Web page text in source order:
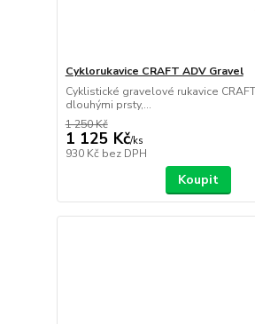
Cyklorukavice CRAFT ADV Gravel
Cyklistické gravelové rukavice
dlouhými prsty,...
1 250 Kč
1 125 Kč/ks
930 Kč bez DPH
Koupit